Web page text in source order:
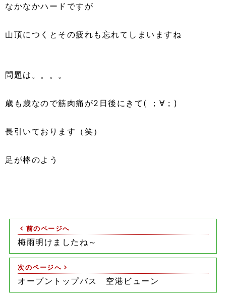
なかなかハードですが
山頂につくとその疲れも忘れてしまいますね
問題は。。。。
歳も歳なので筋肉痛が2日後にきて( ；∀；)
長引いております（笑）
足が棒のよう
前のページへ
梅雨明けましたね～
次のページへ
オープントップバス 空港ビューン